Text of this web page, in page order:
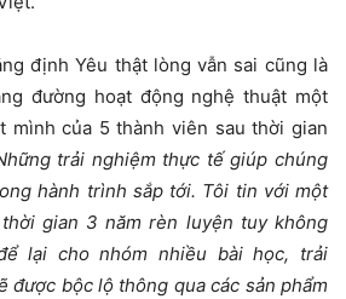
định Yêu thật lòng vẫn sai cũng là
đường hoạt động nghệ thuật một
mình của 5 thành viên sau thời gian
trải nghiệm thực tế giúp chúng
hành trình sắp tới. Tôi tin với một
gian 3 năm rèn luyện tuy không
lại cho nhóm nhiều bài học, trải
được bộc lộ thông qua các sản phẩm